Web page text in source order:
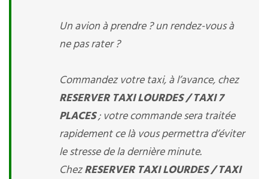
Un avion à prendre ? un rendez-vous à
ne pas rater ?
Commandez votre taxi, à l’avance, chez
RESERVER TAXI LOURDES / TAXI 7
PLACES; votre commande sera traitée
rapidement ce là vous permettra d’éviter
le stresse de la dernière minute.
ChezRESERVER TAXI LOURDES / TAXI